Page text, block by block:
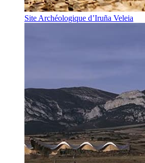
Site Archéologique d’Iruña Veleia